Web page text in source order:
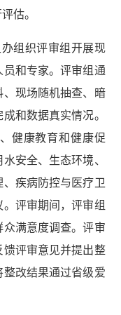
估。
组织评审组开展现
和专家。评审组通
现场随机抽查、暗
和数据真实情况。
健康教育和健康促
安全、生态环境、
疾病防控与医疗卫
评审期间，评审组
满意度调查。评审
评审意见并提出整
改结果通过省级爱